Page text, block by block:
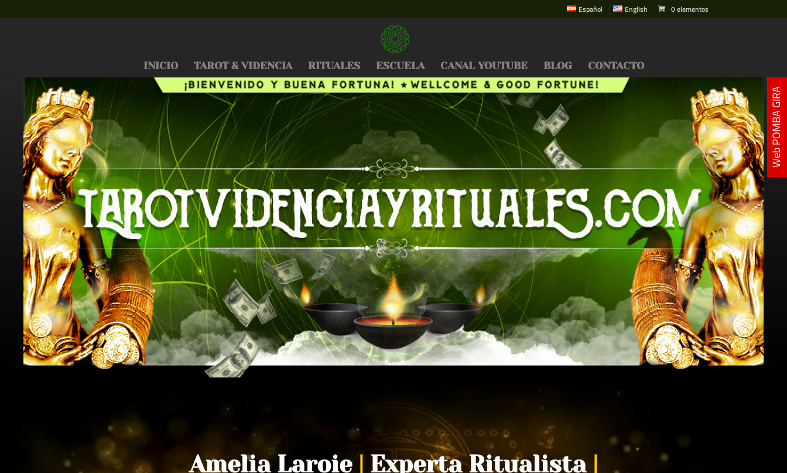
Español English 0 elementos
INICIO TAROT & VIDENCIA RITUALES ESCUELA CANAL YOUTUBE BLOG CONTACTO
Amelia Laroie Experta Ritualista
Web POMBA GIRA